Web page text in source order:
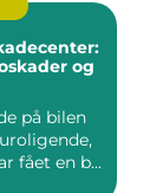
og
på bilen
fået en b...